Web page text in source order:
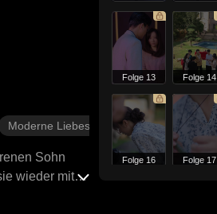
Moderne Liebesgeschichten
Sohn
wieder mit
Folge 13 Folge 14
Folge 16 Folge 17